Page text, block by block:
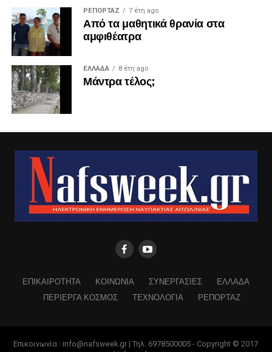
ΡΕΠΟΡΤΑΖ 7 έτη ago
Από τα μαθητικά θρανία στα
αμφιθέατρα
ΕΛΛΑΔΑ 8 έτη ago
Μάντρα τέλος;
ΕΠΙΚΑΙΡΟΤΗΤΑ ΚΟΙΝΩΝΙΑ ΣΥΝΕΡΓΑΣΙΕΣ
ΕΛΛΑΔΑ
ΠΕΡΙΕΡΓΑ ΚΟΣΜΟΣ
ΤΕΧΝΟΛΟΓΙΑ ΡΕΠΟΡΤΑΖ
Επικοινωνία : info@nafsweek.gr | Τηλ: 6978500005 - Copyright © 2017